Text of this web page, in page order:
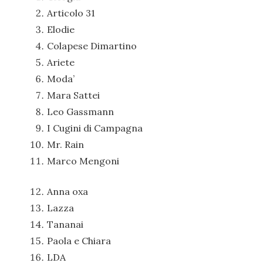
Articolo 31
Elodie
Colapese Dimartino
Ariete
Moda’
Mara Sattei
Leo Gassmann
I Cugini di Campagna
Mr. Rain
Marco Mengoni
Anna oxa
Lazza
Tananai
Paola e Chiara
LDA